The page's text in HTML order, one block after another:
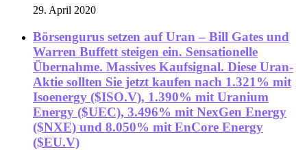
29. April 2020
Börsengurus setzen auf Uran – Bill Gates und
Warren Buffett steigen ein. Sensationelle
Übernahme. Massives Kaufsignal. Diese Uran-
Aktie sollten Sie jetzt kaufen nach 1.321% mit
Isoenergy ($ISO.V), 1.390% mit Uranium
Energy ($UEC), 3.496% mit NexGen Energy
($NXE) und 8.050% mit EnCore Energy
($EU.V)